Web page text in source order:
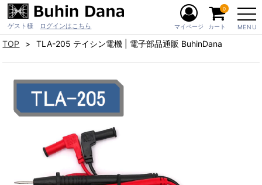
ゲスト様 ログインはこちら MENU
マイページ カート
0
TOP TLA-205 テイシン電機 | 電子部品通販 BuhinDana